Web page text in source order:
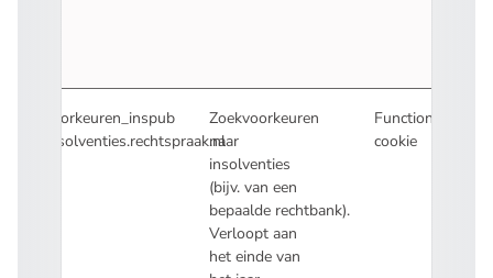
voorkeuren_inspub
Insolventies.rechtspraak.nl
Zoekvoorkeuren
naar
insolventies
(bijv. van een
bepaalde rechtbank).
Verloopt aan
het einde van
Functionele
cookie